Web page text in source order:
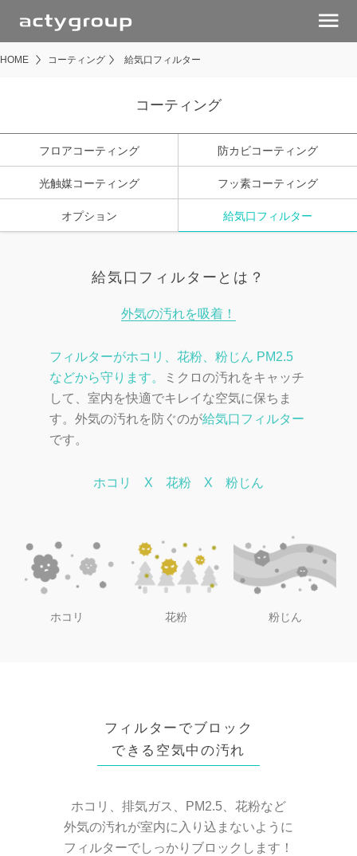
menu
HOME コーティング 給気口フィルター
コーティング
フロアコーティング 防カビコーティング
光触媒コーティング フッ素コーティング
オプション 給気口フィルター
給気口フィルターとは？
外気の汚れを吸着！
フィルターがホコリ、花粉、粉じん PM2.5
などから守ります。
ミクロの汚れをキャッチ
して、室内を快適でキレイな空気に保ちま
す。 外気の汚れを防ぐのが給気口フィルター
です。
ホコリ X 花粉 X 粉じん
ホコリ 花粉 粉じん
フィルターでブロック
できる空気中の汚れ
ホコリ、排気ガス、PM2.5、花粉など
外気の汚れが室内に入り込まないように
フィルターでしっかりブロックします！